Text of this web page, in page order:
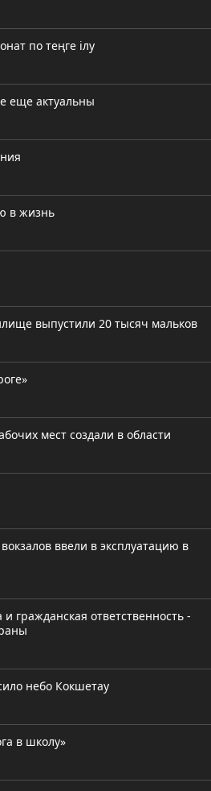
по теңге ілу
еще актуальны
в жизнь
выпустили 20 тысяч мальков
мест создали в области
ввели в эксплуатацию в
гражданская ответственность -
небо Кокшетау
в школу»